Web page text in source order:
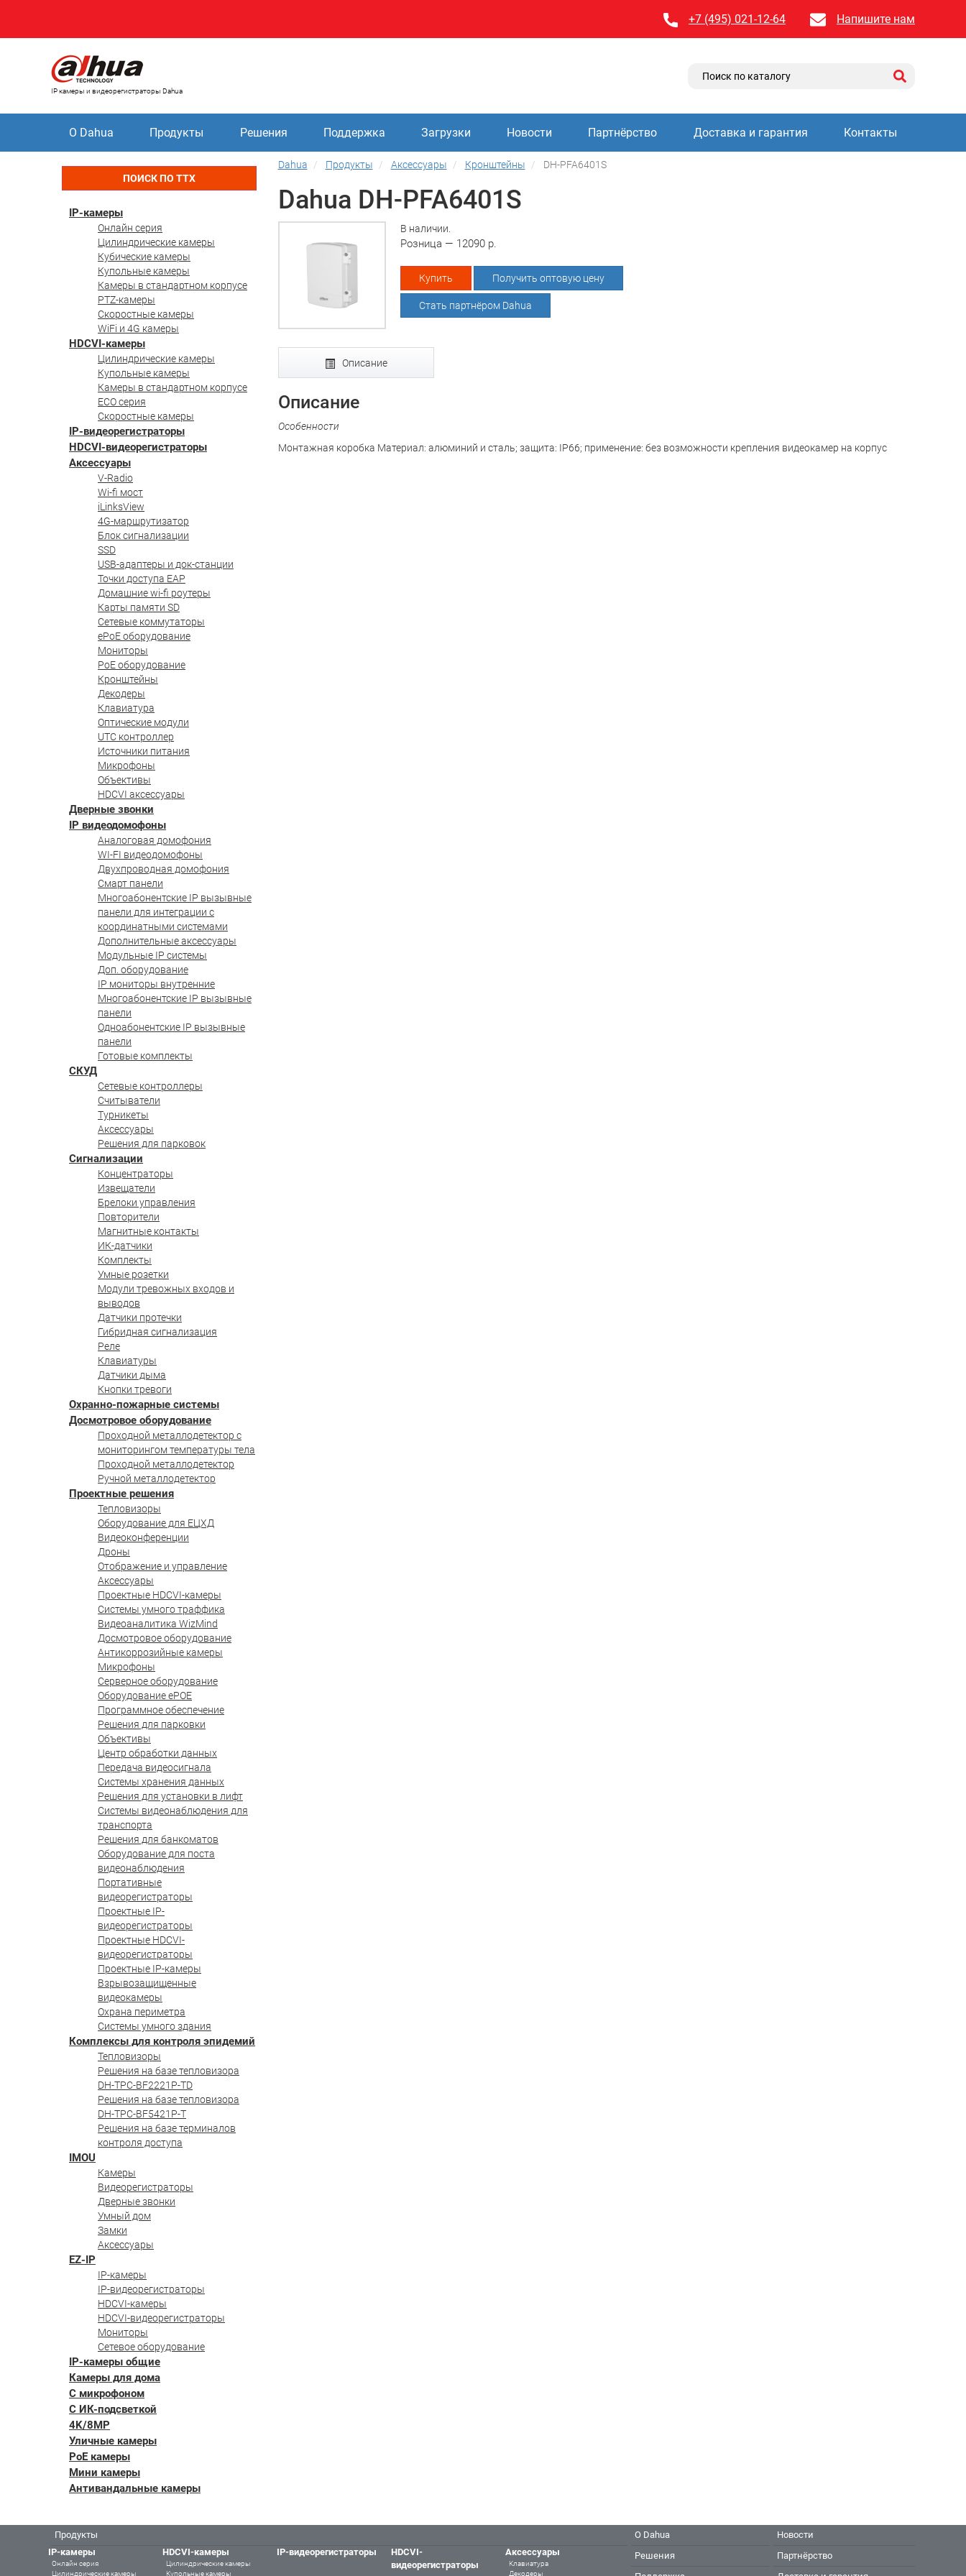
+7 (495) 021-12-64 Напишите нам
IP камеры и видеорегистраторы Dahua
О Dahua Продукты Решения Поддержка Загрузки Новости Партнёрство Доставка и гарантия Контакты
ПОИСК ПО ТТХ
IP-камеры
Онлайн серия
Цилиндрические камеры
Кубические камеры
Купольные камеры
Камеры в стандартном корпусе
PTZ-камеры
Скоростные камеры
WiFi и 4G камеры
HDCVI-камеры
Цилиндрические камеры
Купольные камеры
Камеры в стандартном корпусе
ECO серия
Скоростные камеры
IP-видеорегистраторы
HDCVI-видеорегистраторы
Аксессуары
V-Radio
Wi-fi мост
iLinksView
4G-маршрутизатор
Блок сигнализации
SSD
USB-адаптеры и док-станции
Точки доступа EAP
Домашние wi-fi роутеры
Карты памяти SD
Сетевые коммутаторы
ePoE оборудование
Мониторы
PoE оборудование
Кронштейны
Декодеры
Клавиатура
Оптические модули
UTC контроллер
Источники питания
Микрофоны
Объективы
HDCVI аксессуары
Дверные звонки
IP видеодомофоны
Аналоговая домофония
WI-FI видеодомофоны
Двухпроводная домофония
Смарт панели
Многоабонентские IP вызывные
панели для интеграции с
координатными системами
Дополнительные аксессуары
Модульные IP системы
Доп. оборудование
IP мониторы внутренние
Многоабонентские IP вызывные
панели
Одноабонентские IP вызывные
панели
Готовые комплекты
СКУД
Сетевые контроллеры
Считыватели
Турникеты
Аксессуары
Решения для парковок
Сигнализации
Концентраторы
Извещатели
Брелоки управления
Повторители
Магнитные контакты
ИК-датчики
Комплекты
Умные розетки
Модули тревожных входов и
выводов
Датчики протечки
Гибридная сигнализация
Реле
Клавиатуры
Датчики дыма
Кнопки тревоги
Охранно-пожарные системы
Досмотровое оборудование
Проходной металлодетектор с
мониторингом температуры тела
Проходной металлодетектор
Ручной металлодетектор
Проектные решения
Тепловизоры
Оборудование для ЕЦХД
Видеоконференции
Дроны
Отображение и управление
Аксессуары
Проектные HDCVI-камеры
Системы умного траффика
Видеоаналитика WizMind
Досмотровое оборудование
Антикоррозийные камеры
Микрофоны
Серверное оборудование
Оборудование ePOE
Программное обеспечение
Решения для парковки
Объективы
Центр обработки данных
Передача видеосигнала
Системы хранения данных
Решения для установки в лифт
Системы видеонаблюдения для
транспорта
Решения для банкоматов
Оборудование для поста
видеонаблюдения
Портативные
видеорегистраторы
Проектные IP-
видеорегистраторы
Проектные HDCVI-
видеорегистраторы
Проектные IP-камеры
Взрывозащищенные
видеокамеры
Охрана периметра
Системы умного здания
Комплексы для контроля эпидемий
Тепловизоры
Решения на базе тепловизора
DH-TPC-BF2221P-TD
Решения на базе тепловизора
DH-TPC-BF5421P-T
Решения на базе терминалов
контроля доступа
IMOU
Камеры
Видеорегистраторы
Дверные звонки
Умный дом
Замки
Аксессуары
EZ-IP
IP-камеры
IP-видеорегистраторы
HDCVI-камеры
HDCVI-видеорегистраторы
Мониторы
Сетевое оборудование
IP-камеры общие
Камеры для дома
С микрофоном
С ИК-подсветкой
4K/8MP
Уличные камеры
PoE камеры
Мини камеры
Антивандальные камеры
Dahua Продукты Аксессуары Кронштейны DH-PFA6401S
Dahua DH-PFA6401S
В наличии.
Розница — 12090 р.
Купить Получить оптовую цену
Стать партнёром Dahua
Описание
Описание
Особенности
Монтажная коробка Материал: алюминий и сталь; защита: IP66; применение: без возможности крепления видеокамер на корпус
Продукты
IP-камеры
Онлайн серия
Цилиндрические камеры
HDCVI-камеры
Цилиндрические камеры
Купольные камеры
IP-видеорегистраторы
HDCVI-
видеорегистраторы
Аксессуары
Клавиатура
Декодеры
О Dahua
Решения
Новости
Партнёрство